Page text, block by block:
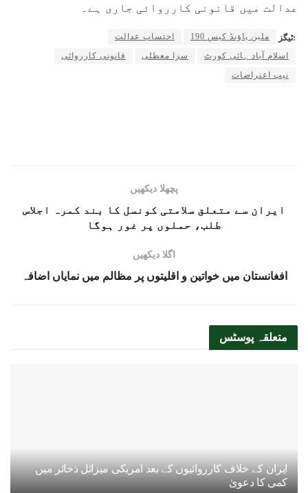
عدالت میں قانونی کارروائی جاری ہے۔
ٹیگز: 190 ملین پاؤنڈ کیس
احتساب عدالت
اسلام آباد ہائی کورٹ
سزا معطلی
قانونی کارروائی
نیب اعتراضات
پچھلا دیکھیں
ایران سے متعلق سلامتی کونسل کا بند کمرہ اجلاس
طلب، حملوں پر غور ہوگا
اگلا دیکھیں
افغانستان میں خواتین و اقلیتوں پر مظالم میں نمایاں اضافہ
متعلقہ پوسٹس
ایران کے خلاف کارروائیوں کے بعد امریکی میزائل ذخائر میں
کمی کا دعویٰ